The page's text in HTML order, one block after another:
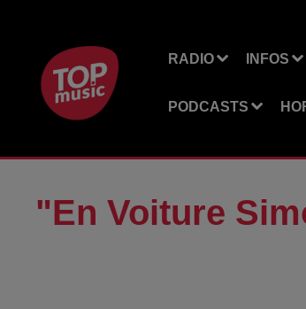
RADIO INFOS
PODCASTS
"En Voiture